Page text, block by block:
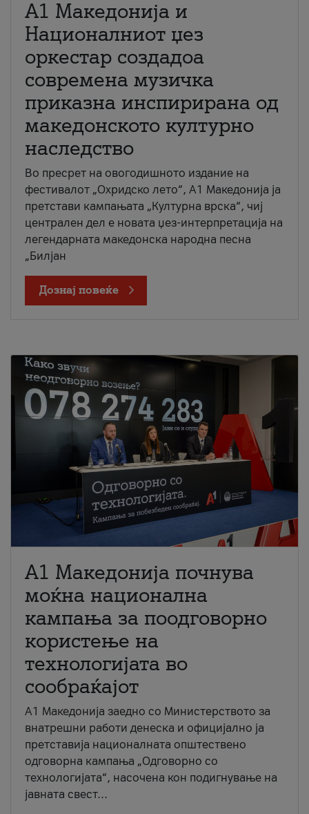
А1 Македонија и
Националниот џез
оркестар создадоа
современа музичка
приказна инспирирана од
македонското културно
наследство
Во пресрет на овогодишното издание на
фестивалот „Охридско лето“, А1 Македонија ја
претстави кампањата „Културна врска“, чиј
централен дел е новата џез-интерпретација на
легендарната македонска народна песна
„Билјан
Дознај повеќе
A1 Македонија почнува
моќна национална
кампања за поодговорно
користење на
технологијата во
сообраќајот
A1 Македонија заедно со Министерството за
внатрешни работи денеска и официјално ја
претставија националната општествено
одговорна кампања „Одговорно со
технологијата“, насочена кон подигнување на
јавната свест...